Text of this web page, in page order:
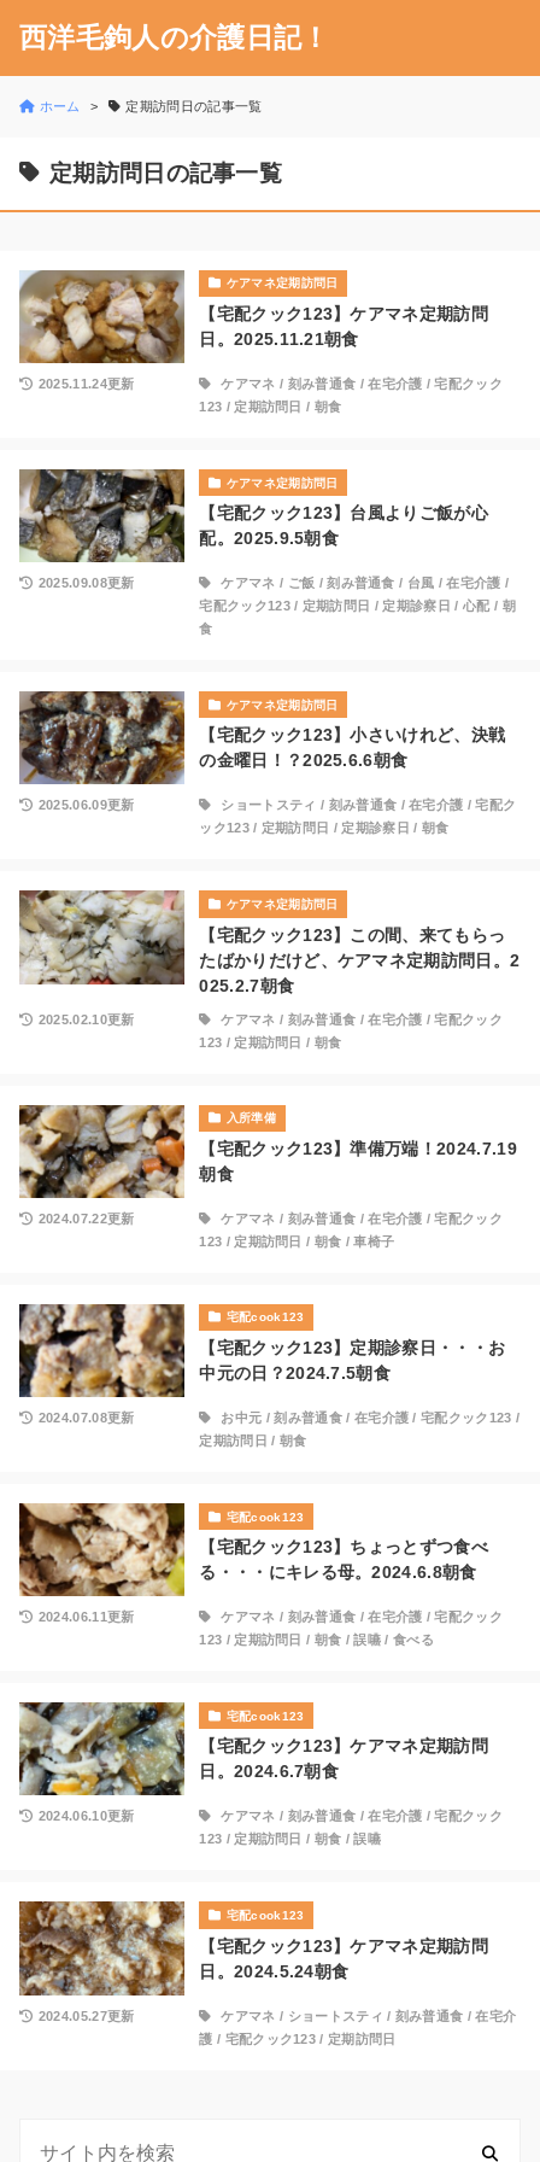
西洋毛鉤人の介護日記！
ホーム 定期訪問日の記事一覧
定期訪問日の記事一覧
ケアマネ定期訪問日
【宅配クック123】ケアマネ定期訪問
日。2025.11.21朝食
2025.11.24更新 ケアマネ / 刻み普通食 /在宅介護 /宅配クック
123 / 定期訪問日 / 朝食
ケアマネ定期訪問日
【宅配クック123】台風よりご飯が心
配。2025.9.5朝食
2025.09.08更新 ケアマネ / ご飯 /刻み普通食 / 台風 /在宅介護 /
宅配クック123/ 定期訪問日 / 定期診察日 / 心配 / 朝
食
ケアマネ定期訪問日
【宅配クック123】小さいけれど、決戦
の金曜日！？2025.6.6朝食
2025.06.09更新 ショートスティ / 刻み普通食 /在宅介護 /宅配ク
ック123/ 定期訪問日 / 定期診察日 / 朝食
ケアマネ定期訪問日
【宅配クック123】この間、来てもらっ
たばかりだけど、ケアマネ定期訪問日。2
025.2.7朝食
2025.02.10更新 ケアマネ / 刻み普通食 /在宅介護 /宅配クック
123 / 定期訪問日 / 朝食
入所準備
【宅配クック123】準備万端！2024.7.19
朝食
2024.07.22更新 ケアマネ / 刻み普通食 /在宅介護 /宅配クック
123 / 定期訪問日 / 朝食 /車椅子
宅配cook123
【宅配クック123】定期診察日・・・お
中元の日？2024.7.5朝食
2024.07.08更新 お中元 /刻み普通食/ 在宅介護 /宅配クック123 /
定期訪問日 / 朝食
宅配cook123
【宅配クック123】ちょっとずつ食べ
る・・・にキレる母。2024.6.8朝食
2024.06.11更新 ケアマネ / 刻み普通食 /在宅介護 /宅配クック
123 / 定期訪問日 / 朝食 /誤嚥 / 食べる
宅配cook123
【宅配クック123】ケアマネ定期訪問
日。2024.6.7朝食
2024.06.10更新 ケアマネ / 刻み普通食 /在宅介護 /宅配クック
123 / 定期訪問日 / 朝食 /誤嚥
宅配cook123
【宅配クック123】ケアマネ定期訪問
日。2024.5.24朝食
2024.05.27更新 ケアマネ / ショートスティ / 刻み普通食 /在宅介
護 / 宅配クック123 / 定期訪問日